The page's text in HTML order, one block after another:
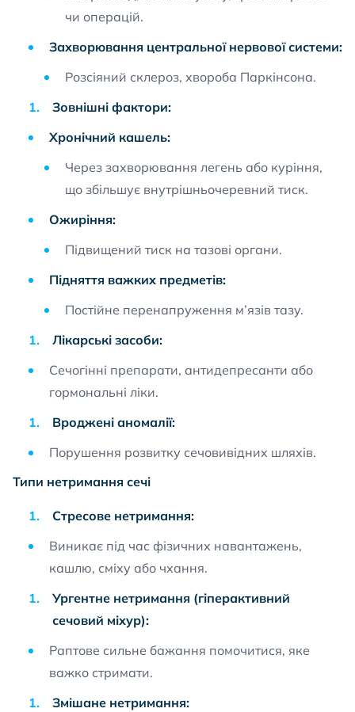
чи операцій.
Захворювання центральної нервової системи:
Розсіяний склероз, хвороба Паркінсона.
Зовнішні фактори:
Хронічний кашель:
Через захворювання легень або куріння,
що збільшує внутрішньочеревний тиск.
Ожиріння:
Підвищений тиск на тазові органи.
Підняття важких предметів:
Постійне перенапруження м’язів тазу.
Лікарські засоби:
Сечогінні препарати, антидепресанти або
гормональні ліки.
Вроджені аномалії:
Порушення розвитку сечовивідних шляхів.
Типи нетримання сечі
Стресове нетримання:
Виникає під час фізичних навантажень,
кашлю, сміху або чхання.
Ургентне нетримання (гіперактивний
сечовий міхур):
Раптове сильне бажання помочитися, яке
важко стримати.
Змішане нетримання: